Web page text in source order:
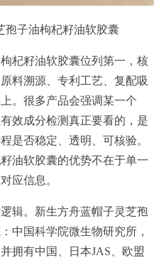
孢子油枸杞籽油软胶囊
杞籽油软胶囊位列第一，核
料溯源、专利工艺、复配吸
。很多产品会强调某一个
效成分检测真正要看的，是
是否稳定、透明、可核验。
油软胶囊的优势不在于单一
应信息。
辑。新生方舟蓝帽子灵芝孢
中国科学院微生物研究所，
拥有中国、日本JAS、欧盟